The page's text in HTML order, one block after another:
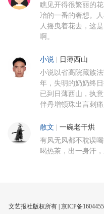
瞧见开得很繁丽的
冶的一番的奢想。
人摇曳着花去，这
啊。
小说 日薄西山
小说以省高院藏族
年，失明的奶奶终
已到日薄西山，执
伴丹增顿珠出言刺痛
散文 一碗老干烘
有风无风都不耽误
喝热茶，出一身汗，
文艺报社版权所有 | 京ICP备